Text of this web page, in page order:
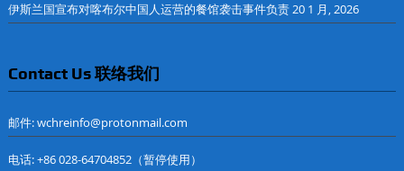
伊斯兰国宣布对喀布尔中国人运营的餐馆袭击事件负责20 1 月, 2026
Contact Us 联络我们
邮件: wchreinfo@protonmail.com
电话: +86 028-64704852（暂停使用）